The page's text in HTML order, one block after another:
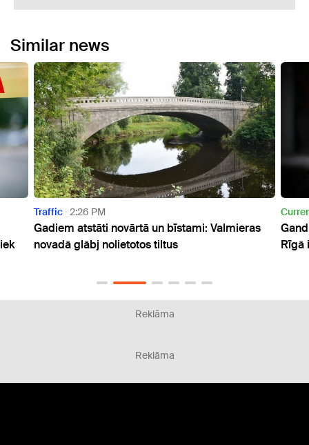
Similar news
Traffic 2:26 PM
Gadiem atstāti novārtā un bīstami: Valmieras
novadā glābj nolietotos tiltus
Rīgā
Reklāma
Reklāma